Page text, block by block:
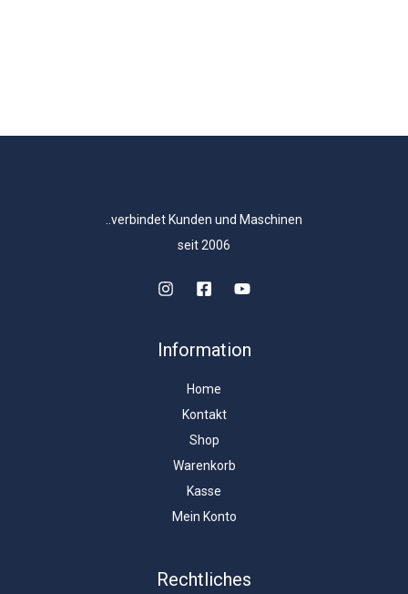
..verbindet Kunden und Maschinen
seit 2006
Information
Home
Kontakt
Shop
Warenkorb
Kasse
Mein Konto
Rechtliches